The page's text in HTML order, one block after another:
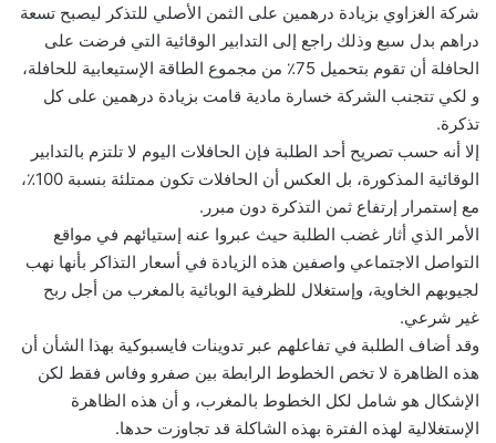
شركة الغزاوي بزيادة درهمين على الثمن الأصلي للتذكر ليصبح تسعة
دراهم بدل سبع وذلك راجع إلى التدابير الوقائية التي فرضت على
الحافلة أن تقوم بتحميل 75٪ من مجموع الطاقة الإستيعابية للحافلة،
و لكي تتجنب الشركة خسارة مادية قامت بزيادة درهمين على كل
تذكرة.
إلا أنه حسب تصريح أحد الطلبة فإن الحافلات اليوم لا تلتزم بالتدابير
الوقائية المذكورة، بل العكس أن الحافلات تكون ممتلئة بنسبة 100٪،
مع إستمرار إرتفاع ثمن التذكرة دون مبرر.
الأمر الذي أثار غضب الطلبة حيث عبروا عنه إستيائهم في مواقع
التواصل الاجتماعي واصفين هذه الزيادة في أسعار التذاكر بأنها نهب
لجيوبهم الخاوية، وإستغلال للظرفية الوبائية بالمغرب من أجل ربح
غير شرعي.
وقد أضاف الطلبة في تفاعلهم عبر تدوينات فايسبوكية بهذا الشأن أن
هذه الظاهرة لا تخص الخطوط الرابطة بين صفرو وفاس فقط لكن
الإشكال هو شامل لكل الخطوط بالمغرب، و أن هذه الظاهرة
الإستغلالية لهذه الفترة بهذه الشاكلة قد تجاوزت حدها.